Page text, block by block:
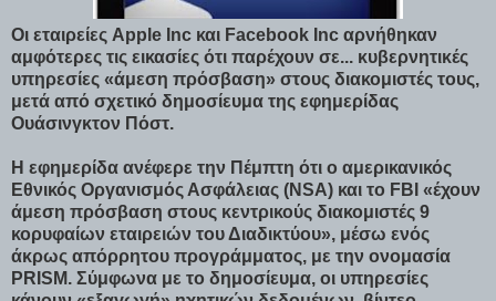
Οι εταιρείες Apple Inc και Facebook Inc αρνήθηκαν
αμφότερες τις εικασίες ότι παρέχουν σε... κυβερνητικές
υπηρεσίες «άμεση πρόσβαση» στους διακομιστές τους,
μετά από σχετικό δημοσίευμα της εφημερίδας
Ουάσινγκτον Πόστ.
Η εφημερίδα ανέφερε την Πέμπτη ότι ο αμερικανικός
Εθνικός Οργανισμός Ασφάλειας (NSA) και το FBI «έχουν
άμεση πρόσβαση στους κεντρικούς διακομιστές 9
κορυφαίων εταιρειών του Διαδικτύου», μέσω ενός
άκρως απόρρητου προγράμματος, με την ονομασία
PRISM. Σύμφωνα με το δημοσίευμα, οι υπηρεσίες